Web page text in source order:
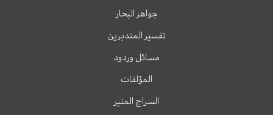
جواهر البحار
تفسير المتدبرين
مسائل وردود
المؤلفات
السراج المنير